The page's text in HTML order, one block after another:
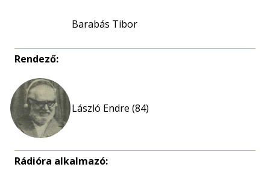
Barabás Tibor
Rendező:
László Endre (84)
Rádióra alkalmazó: